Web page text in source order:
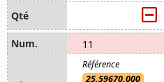
11
25.59670.000